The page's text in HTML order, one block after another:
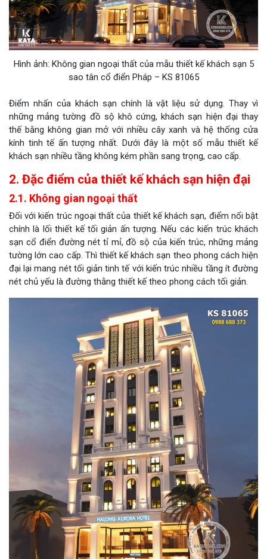
Hình ảnh: Không gian ngoại thất của mẫu thiết kế khách sạn 5
sao tân cổ điển Pháp – KS 81065
Điểm nhấn của khách sạn chính là vật liệu sử dụng. Thay vì
những mảng tường đồ sộ khô cứng, khách sạn hiện đại thay
thế bằng không gian mở với nhiều cây xanh và hệ thống cửa
kính tinh tế ấn tượng nhất. Dưới đây là một số mẫu thiết kế
khách sạn nhiều tầng không kém phần sang trọng, cao cấp.
2. Đặc điểm của thiết kế khách sạn hiện đại
2.1. Không gian ngoại thất
Đối với kiến trúc ngoại thất của thiết kế khách sạn, điểm nổi bật
chính là lối thiết kế tối giản ấn tượng. Nếu các kiến trúc khách
sạn cổ điển đường nét tỉ mỉ, đồ sộ của kiến trúc, những mảng
tường lớn cao cấp. Thì thiết kế khách sạn theo phong cách hiện
đại lại mang nét tối giản tinh tế với kiến trúc nhiều tầng ít đường
nét chủ yếu là đường thằng thiết kế theo phong cách tối giản.